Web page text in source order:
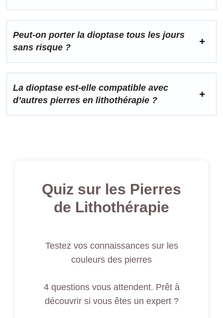
Peut-on porter la dioptase tous les jours
sans risque ?
La dioptase est-elle compatible avec
d’autres pierres en lithothérapie ?
Quiz sur les Pierres
de Lithothérapie
Testez vos connaissances sur les
couleurs des pierres
4 questions vous attendent. Prêt à
découvrir si vous êtes un expert ?